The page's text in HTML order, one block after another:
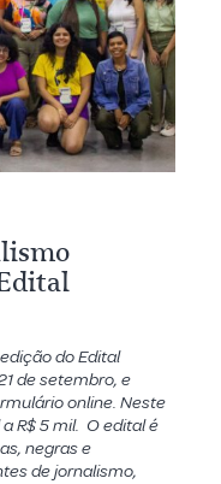
do Edital
de setembro, e
online. Neste
R$ 5 mil. O edital é
negras e
de jornalismo,